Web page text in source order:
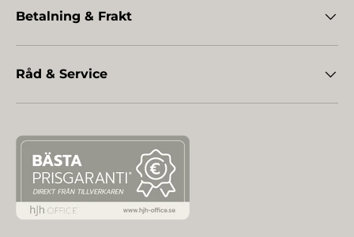
Betalning & Frakt
Råd & Service